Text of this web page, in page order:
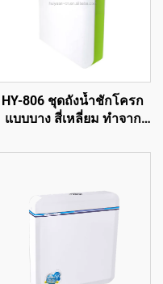
HY-806 ชุดถังน้ำชักโครก
แบบบาง สี่เหลี่ยม ทำจาก